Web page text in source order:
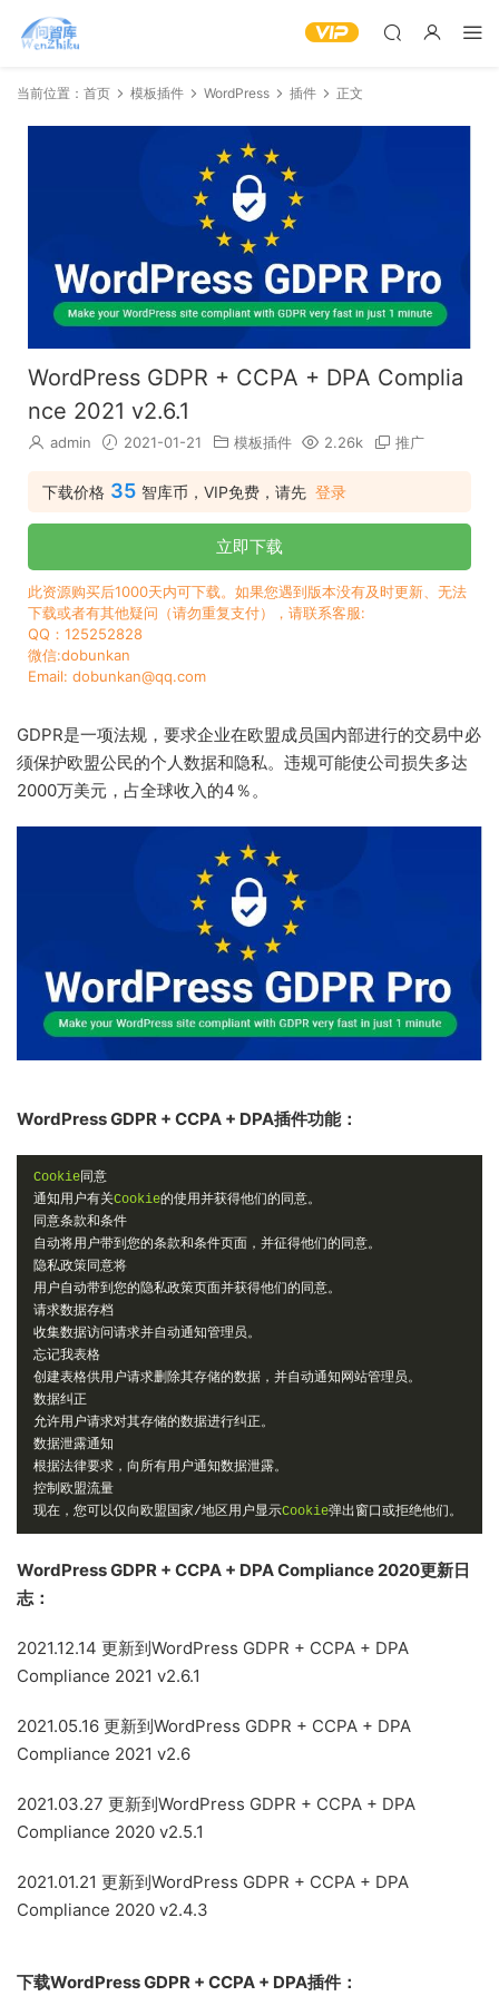
当前位置： 首页 模板插件 WordPress 插件 正文
WordPress GDPR + CCPA + DPA Complia
nce 2021 v2.6.1
admin 2021-01-21 模板插件 2.26k 推广
下载价格 35 智库币，VIP免费，请先 登录
立即下载
此资源购买后1000天内可下载。如果您遇到版本没有及时更新、无法
下载或者有其他疑问（请勿重复支付），请联系客服:
QQ：125252828
微信:dobunkan
Email: dobunkan@qq.com
GDPR是一项法规，要求企业在欧盟成员国内部进行的交易中必
须保护欧盟公民的个人数据和隐私。违规可能使公司损失多达
2000万美元，占全球收入的4％。
WordPress GDPR + CCPA + DPA插件功能：
Cookie 同意
通知用户有关Cookie的使用并获得他们的同意。
同意条款和条件
自动将用户带到您的条款和条件页面，并征得他们的同意。
隐私政策同意将
用户自动带到您的隐私政策页面并获得他们的同意。
请求数据存档
收集数据访问请求并自动通知管理员。
忘记我表格
创建表格供用户请求删除其存储的数据，并自动通知网站管理员。
数据纠正
允许用户请求对其存储的数据进行纠正。
数据泄露通知
根据法律要求，向所有用户通知数据泄露。
控制欧盟流量
现在，您可以仅向欧盟国家/地区用户显示Cookie弹出窗口或拒绝他们。
WordPress GDPR + CCPA + DPA Compliance 2020更新日
志：
2021.12.14 更新到WordPress GDPR + CCPA + DPA
Compliance 2021 v2.6.1
2021.05.16 更新到WordPress GDPR + CCPA + DPA
Compliance 2021 v2.6
2021.03.27 更新到WordPress GDPR + CCPA + DPA
Compliance 2020 v2.5.1
2021.01.21 更新到WordPress GDPR + CCPA + DPA
Compliance 2020 v2.4.3
下载WordPress GDPR + CCPA + DPA插件：